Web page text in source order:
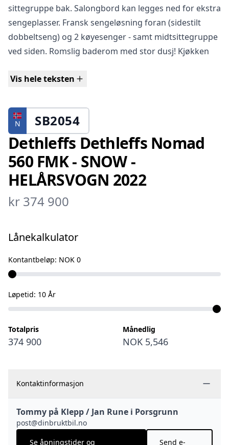
sittegruppe bak. Salongbord kan legges ned for ekstra
sengeplasser. Fransk sengeløsning foran (sidestilt
dobbeltseng) og 2 køyesenger - samt midtsittegruppe
ved siden. Romslig baderom med stor dusj! Kjøkken
fryser, stekeovn, 3 gassblus og utvidelse av
helårsvogn som er helt optimal for en barnefamilie!
Nedre køyeseng kan slåes opp for større lasterom.
Bør sees!
VARMESYSTEM:
ALDE 3020 vannbåren varme i tillegg til gulvvarme.
VEKTKLASSE:
Totalvekt på denne vogna er 2000 kg. Målt med
vektsertifikat - nyttelast på 200 kg.
• ALDE 3020 - vannbåren varme
• Alu.felger
• 3 gassbluss
• Myggdør
• Kjøleskap med egen fryser
Vis hele teksten
Dethleffs Dethleffs Nomad
560 FMK - SNOW -
HELÅRSVOGN 2022
kr 374 900
N SB2054
Lånekalkulator
Kontantbeløp: NOK 0
Løpetid: 10 År
Totalpris
374 900
Månedlig
NOK 5,546
Kontaktinformasjon
Tommy på Klepp / Jan Rune i Porsgrunn
post@dinbruktbil.no
Se åpningstider og
Send e-